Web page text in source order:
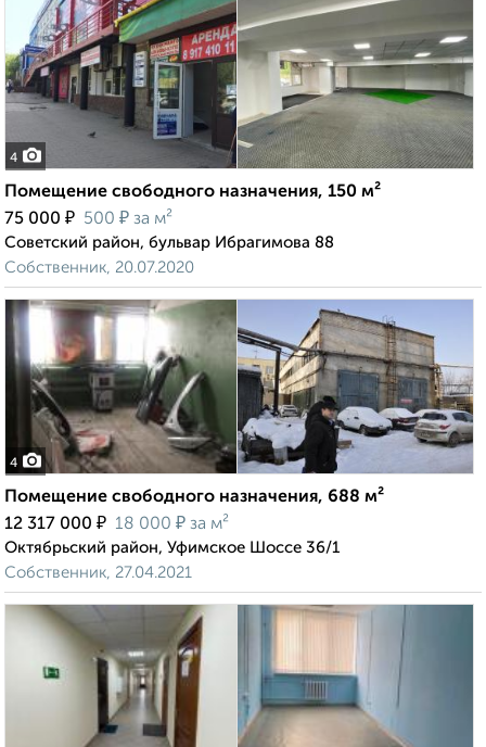
4
Помещение свободного назначения, 150 м²
75 000 ₽ 500 ₽ за м²
Советский район, бульвар Ибрагимова 88
Собственник, 20.07.2020
4
Помещение свободного назначения, 688 м²
12 317 000 ₽ 18 000 ₽ за м²
Октябрьский район, Уфимское Шоссе 36/1
Собственник, 27.04.2021